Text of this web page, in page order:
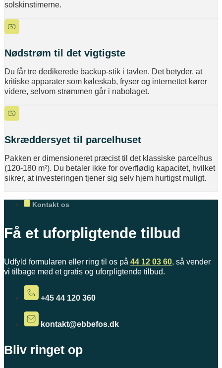
solskinstimerne.
Nødstrøm til det vigtigste
Du får tre dedikerede backup-stik i tavlen. Det betyder, at
kritiske apparater som køleskab, fryser og internettet kører
videre, selvom strømmen går i nabolaget.
Skræddersyet til parcelhuset
Pakken er dimensioneret præcist til det klassiske parcelhus
(120-180 m²). Du betaler ikke for overflødig kapacitet, hvilket
sikrer, at investeringen tjener sig selv hjem hurtigst muligt.
Kontakt os
Få et uforpligtende tilbud
Udfyld formularen eller ring til os på 44 12 03 60, så vender
vi tilbage med et gratis og uforpligtende tilbud.
+45 44 120 360
kontakt@ebbefos.dk
Bliv ringet op